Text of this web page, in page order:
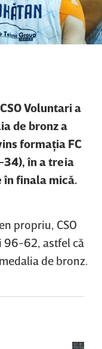
Voluntari a
de bronz a
formaţia FC
34), în a treia
finala mică.
propriu, CSO
96-62, astfel că
de bronz.